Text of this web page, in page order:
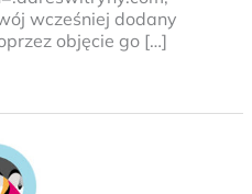
wcześniej dodany
objęcie go […]